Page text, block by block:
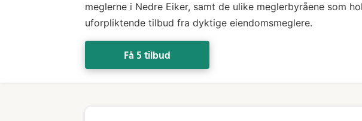
meglerne i Nedre Eiker, samt de ulike meglerbyråene som
uforpliktende tilbud fra dyktige eiendomsmeglere.
Få 5 tilbud